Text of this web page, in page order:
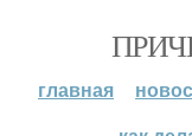
главная